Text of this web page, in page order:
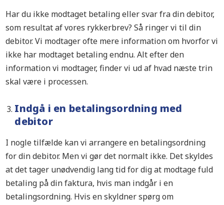
Har du ikke modtaget betaling eller svar fra din debitor,
som resultat af vores rykkerbrev? Så ringer vi til din
debitor. Vi modtager ofte mere information om hvorfor vi
ikke har modtaget betaling endnu. Alt efter den
information vi modtager, finder vi ud af hvad næste trin
skal være i processen.
Indgå i en betalingsordning med
debitor
I nogle tilfælde kan vi arrangere en betalingsordning
for din debitor. Men vi gør det normalt ikke. Det skyldes
at det tager unødvendig lang tid for dig at modtage fuld
betaling på din faktura, hvis man indgår i en
betalingsordning. Hvis en skyldner spørg om